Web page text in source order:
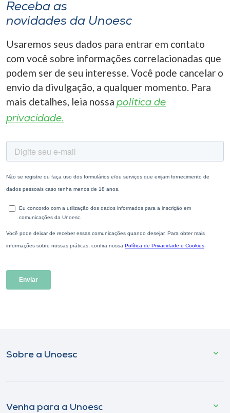
Receba as
novidades da Unoesc
Usaremos seus dados para entrar em contato
com você sobre informações correlacionadas que
podem ser de seu interesse. Você pode cancelar o
envio da divulgação, a qualquer momento. Para
mais detalhes, leia nossa política de
privacidade.
Sobre a Unoesc
Venha para a Unoesc